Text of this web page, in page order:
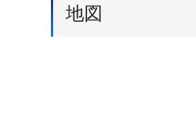
地図